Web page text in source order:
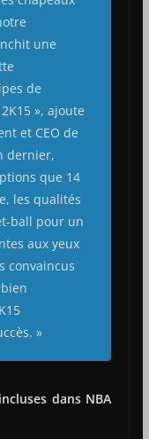
une
de
», ajoute
et CEO de
dernier,
que 14
les qualités
ball pour un
aux yeux
convaincus
»
dans NBA